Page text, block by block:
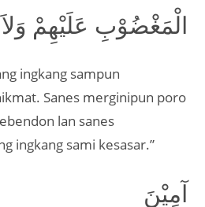
الْمَغْضُوْبِ عَلَيْهِمْ
ingkang sampun
Sanes merginipun poro
lan sanes
ingkang sami kesasar.”
آمِيْنَ